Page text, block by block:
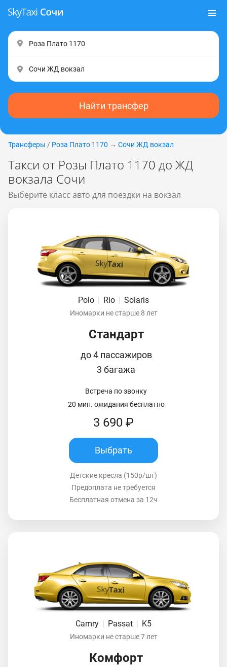
Найти трансфер
Трансферы / Роза Плато 1170 → Сочи ЖД вокзал
Такси от Розы Плато 1170 до ЖД
вокзала Сочи
Выберите класс авто для поездки на вокзал
Polo | Rio | Solaris
Иномарки не старше 8 лет
Стандарт
до 4 пассажиров
3 багажа
Встреча по звонку
20 мин. ожидания бесплатно
3 690 ₽
Выбрать
Детские кресла (150р/шт)
Предоплата не требуется
Бесплатная отмена за 12ч
Camry Passat K5
Иномарки не старше 7 лет
Комфорт